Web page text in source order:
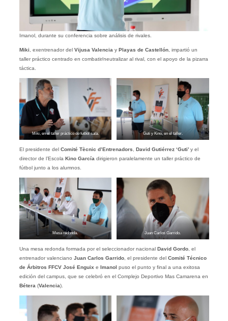
Imanol, durante su conferencia sobre análisis de rivales.
Miki, exentrenador del Vijusa Valencia y Playas de Castellón, impartió un
taller práctico centrado en combatir/neutralizar al rival, con el apoyo de la pizarra
táctica.
Miki, en el taller práctico de fútbol sala. Guti y Kino, en el taller.
El presidente del Comité Tècnic d’Entrenadors, David Gutiérrez ‘Guti’ y el
director de l’Escola Kino García dirigieron paralelamente un taller práctico de
fútbol junto a los alumnos.
Mesa redonda. Juan Carlos Garrido.
Una mesa redonda formada por el seleccionador nacional David Gordo, el
entrenador valenciano Juan Carlos Garrido, el presidente del Comité Técnico
de Árbitros FFCV José Enguix e Imanol puso el punto y final a una exitosa
edición del campus, que se celebró en el Complejo Deportivo Mas Camarena en
Bétera (Valencia).